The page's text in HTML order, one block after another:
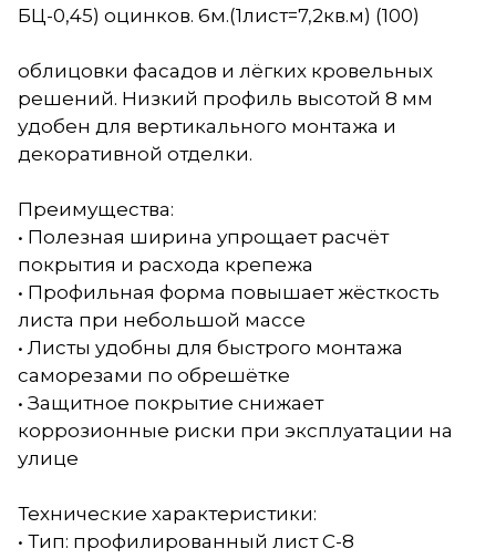
БЦ-0,45) оцинков. 6м.(1лист=7,2кв.м) (100)
облицовки фасадов и лёгких кровельных
решений. Низкий профиль высотой 8 мм
удобен для вертикального монтажа и
декоративной отделки.
Преимущества:
• Полезная ширина упрощает расчёт
покрытия и расхода крепежа
• Профильная форма повышает жёсткость
листа при небольшой массе
• Листы удобны для быстрого монтажа
саморезами по обрешётке
• Защитное покрытие снижает
коррозионные риски при эксплуатации на
улице
Технические характеристики:
• Тип: профилированный лист С-8